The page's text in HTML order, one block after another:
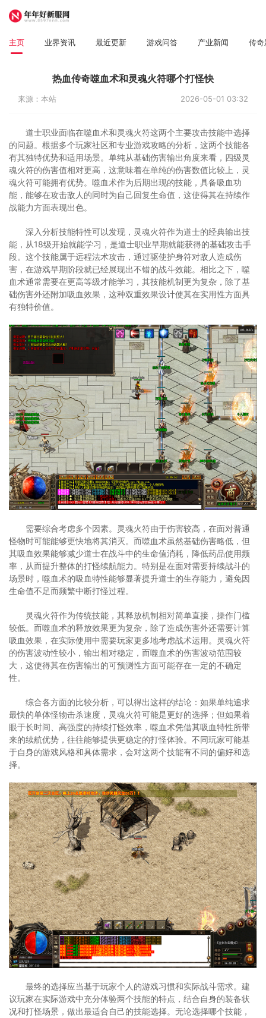
主页 业界资讯 最近更新 游戏问答 产业新闻 传奇
热血传奇噬血术和灵魂火符哪个打怪快
来源：本站 2026-05-01 03:32
道士职业面临在噬血术和灵魂火符这两个主要攻击技能中选择
的问题。根据多个玩家社区和专业游戏攻略的分析，这两个技能各
有其独特优势和适用场景。单纯从基础伤害输出角度来看，四级灵
魂火符的伤害值相对更高，这意味着在单纯的伤害数值比较上，灵
魂火符可能拥有优势。噬血术作为后期出现的技能，具备吸血功
能，能够在攻击敌人的同时为自己回复生命值，这使得其在持续作
战能力方面表现出色。
深入分析技能特性可以发现，灵魂火符作为道士的经典输出技
能，从18级开始就能学习，是道士职业早期就能获得的基础攻击手
段。这个技能属于远程法术攻击，通过驱使护身符对敌人造成伤
害，在游戏早期阶段就已经展现出不错的战斗效能。相比之下，噬
血术通常需要在更高等级才能学习，其技能机制更为复杂，除了基
础伤害外还附加吸血效果，这种双重效果设计使其在实用性方面具
有独特价值。
需要综合考虑多个因素。灵魂火符由于伤害较高，在面对普通
怪物时可能能够更快地将其消灭。而噬血术虽然基础伤害略低，但
其吸血效果能够减少道士在战斗中的生命值消耗，降低药品使用频
率，从而提升整体的打怪续航能力。特别是在面对需要持续战斗的
场景时，噬血术的吸血特性能够显著提升道士的生存能力，避免因
生命值不足而频繁中断打怪过程。
灵魂火符作为传统技能，其释放机制相对简单直接，操作门槛
较低。而噬血术的释放效果更为复杂，除了造成伤害外还需要计算
吸血效果，在实际使用中需要玩家更多地考虑战术运用。灵魂火符
的伤害波动性较小，输出相对稳定，而噬血术的伤害波动范围较
大，这使得其在伤害输出的可预测性方面可能存在一定的不确定
性。
综合各方面的比较分析，可以得出这样的结论：如果单纯追求
最快的单体怪物击杀速度，灵魂火符可能是更好的选择；但如果着
眼于长时间、高强度的持续打怪效率，噬血术凭借其吸血特性所带
来的续航优势，往往能够提供更稳定的打怪体验。不同玩家可能基
于自身的游戏风格和具体需求，会对这两个技能有不同的偏好和选
择。
最终的选择应当基于玩家个人的游戏习惯和实际战斗需求。建
议玩家在实际游戏中充分体验两个技能的特点，结合自身的装备状
况和打怪场景，做出最适合自己的技能选择。无论选择哪个技能，